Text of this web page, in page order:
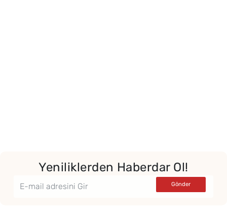
Yeniliklerden Haberdar Ol!